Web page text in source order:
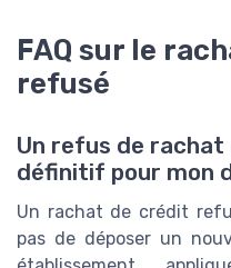
FAQ sur le
refusé
Un refus de
définitif pour mon
Un rachat de crédit
pas de déposer un